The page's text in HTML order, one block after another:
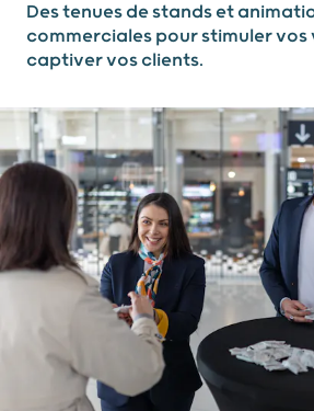
Des tenues de stands et
commerciales pour stimuler vos
captiver vos clients.